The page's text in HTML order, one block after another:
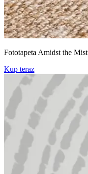
Fototapeta Amidst the Mist
Kup teraz